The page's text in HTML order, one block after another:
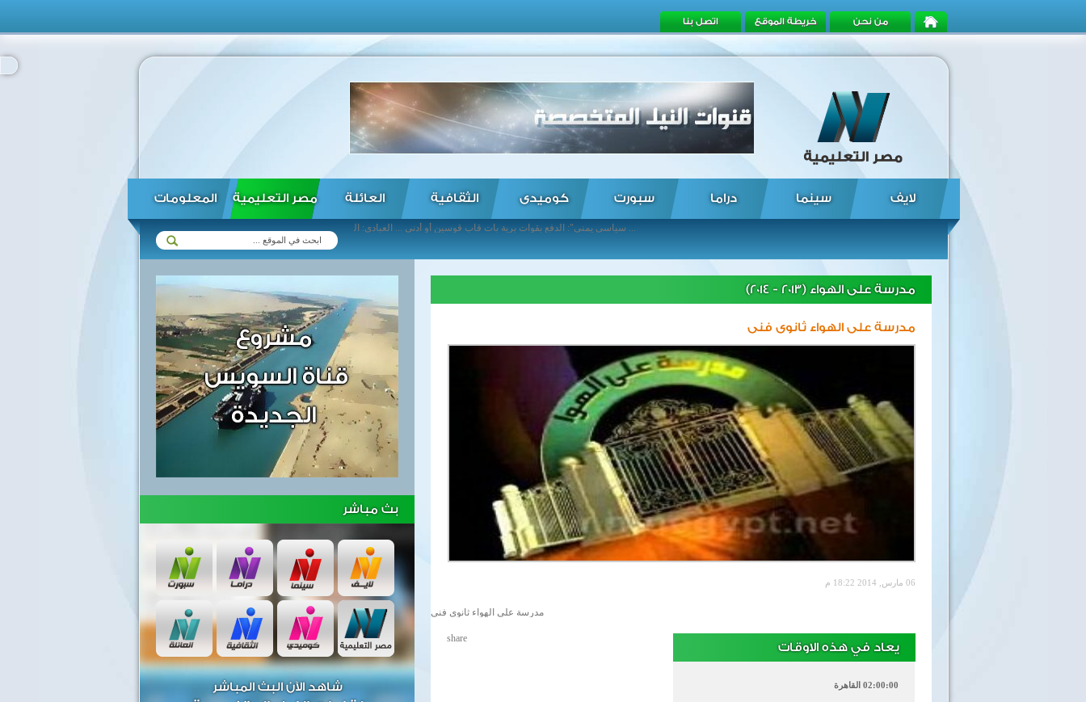
من نحن خريطة الموقع اتصل بنا
لايف سينما دراما سبورت كوميدى الثقافية العائلة مصر التعليمية المعلومات
مدرسة على الهواء (2013 - 2014)
مدرسة على الهواء ثانوى فنى
06 مارس, 2014 18:22 م
مدرسة على الهواء ثانوى فنى
يعاد في هذه الاوقات
02:00:00 القاهرة
share
بث مباشر
شاهد الآن البث المباشر